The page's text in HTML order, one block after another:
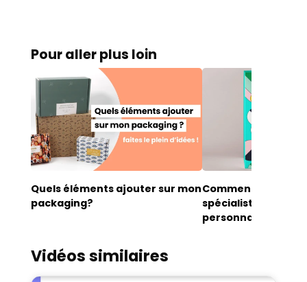
Pour aller plus loin
Quels éléments ajouter sur mon
packaging?
Comment devenir
spécialiste de
personnalisé?
Vidéos similaires